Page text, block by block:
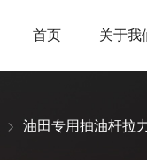
首页 关于我
油田专用抽油杆拉